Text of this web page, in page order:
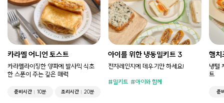
카라멜 어니언 토스트
카라멜라이징한 양파에 발사믹 식초
한 스푼이 주는 깊은 매력
준비시간 10분 조리시간 20분
아이를 위한 냉동밀키트 3
전자레인지에 데우기만 하세요!
밀키트 아이와 함께
햄치
냉털
트
준